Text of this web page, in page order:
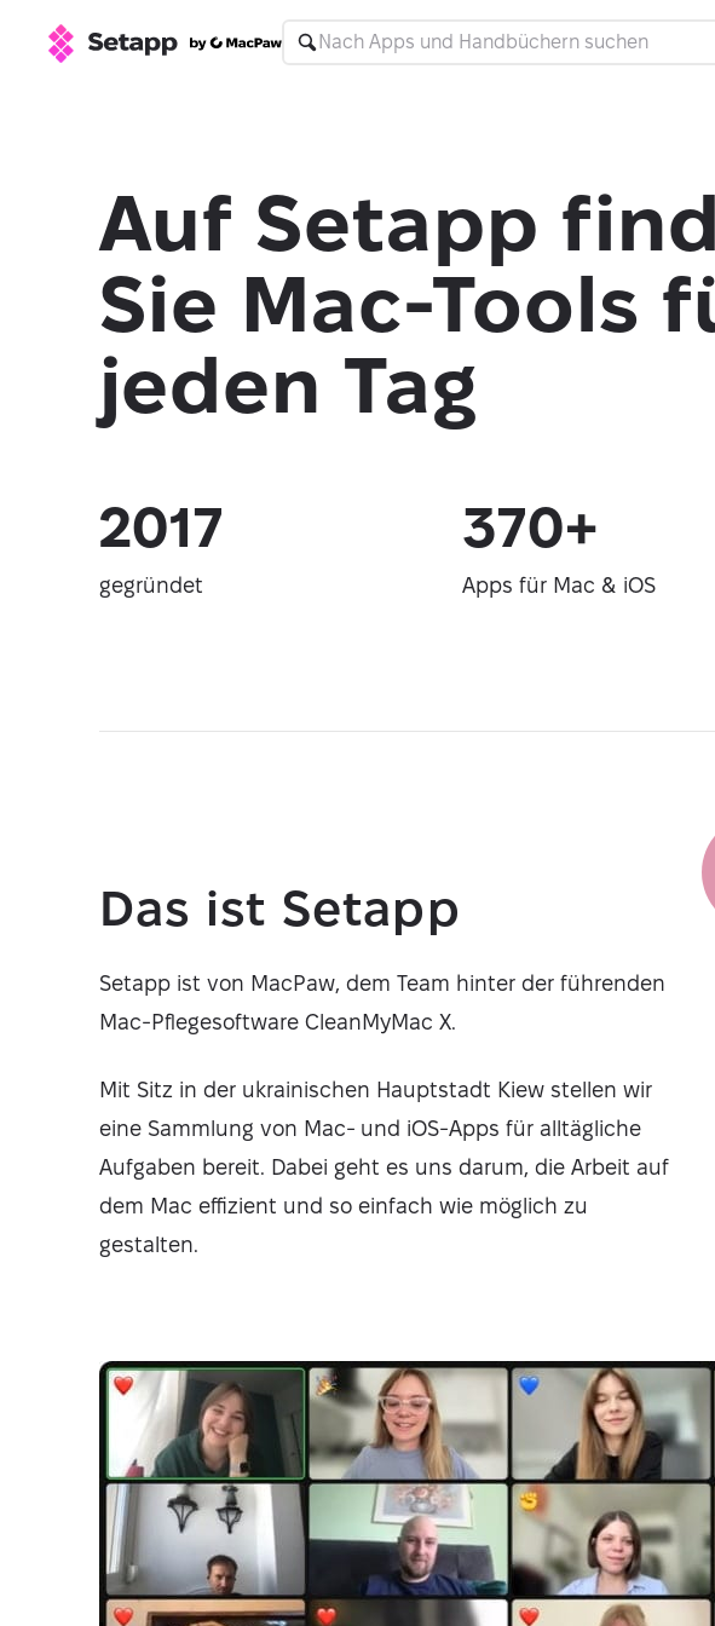
Auf Setapp
Sie Mac-Tools
jeden Tag
2017
gegründet
370+
Apps für Mac & iOS
Das ist Setapp
Setapp ist von MacPaw, dem Team hinter der führenden
Mac-Pflegesoftware CleanMyMac X.
Mit Sitz in der ukrainischen Hauptstadt Kiew stellen wir
eine Sammlung von Mac- und iOS-Apps für alltägliche
Aufgaben bereit. Dabei geht es uns darum, die Arbeit auf
dem Mac effizient und so einfach wie möglich zu
gestalten.